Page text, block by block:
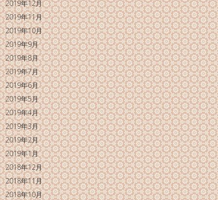
2019年12月
2019年11月
2019年10月
2019年9月
2019年8月
2019年7月
2019年6月
2019年5月
2019年4月
2019年3月
2019年2月
2019年1月
2018年12月
2018年11月
2018年10月